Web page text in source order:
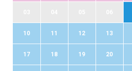
10 11 12 13
17 18 19 20